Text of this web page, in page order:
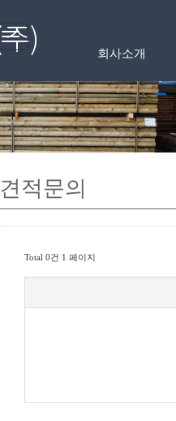
Toggle
navigation
회사소개
견적문의
Total 0건 1 페이지